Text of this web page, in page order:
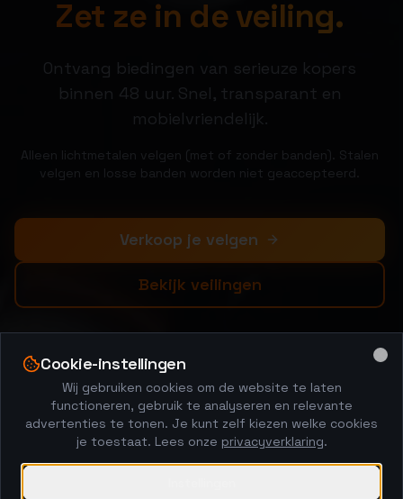
Zet ze in de veiling.
Ontvang biedingen van serieuze kopers
binnen 48 uur. Snel, transparant en
mobielvriendelijk.
Alleen lichtmetalen velgen (met of zonder banden). Stalen
velgen en losse banden worden niet geaccepteerd.
Verkoop je velgen
Bekijk veilingen
Cookie-instellingen
Wij gebruiken cookies om de website te laten
functioneren, gebruik te analyseren en relevante
advertenties te tonen. Je kunt zelf kiezen welke cookies
je toestaat. Lees onze privacyverklaring.